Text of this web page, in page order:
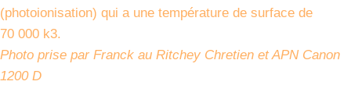
(photoionisation) qui a une température de surface de
70 000 k3.
Photo prise par Franck au Ritchey Chretien et APN Canon
1200 D